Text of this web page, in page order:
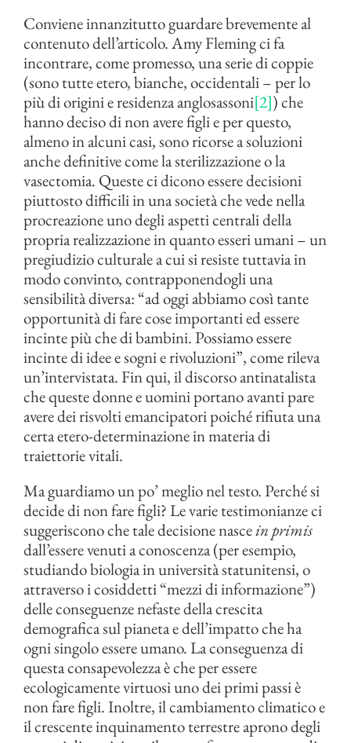
Conviene innanzitutto guardare brevemente al
contenuto dell’articolo. Amy Fleming ci fa
incontrare, come promesso, una serie di coppie
(sono tutte etero, bianche, occidentali – per lo
più di origini e residenza anglosassoni[2]) che
hanno deciso di non avere figli e per questo,
almeno in alcuni casi, sono ricorse a soluzioni
anche definitive come la sterilizzazione o la
vasectomia. Queste ci dicono essere decisioni
piuttosto difficili in una società che vede nella
procreazione uno degli aspetti centrali della
propria realizzazione in quanto esseri umani – un
pregiudizio culturale a cui si resiste tuttavia in
modo convinto, contrapponendogli una
sensibilità diversa: “ad oggi abbiamo così tante
opportunità di fare cose importanti ed essere
incinte più che di bambini. Possiamo essere
incinte di idee e sogni e rivoluzioni”, come rileva
un’intervistata. Fin qui, il discorso antinatalista
che queste donne e uomini portano avanti pare
avere dei risvolti emancipatori poiché rifiuta una
certa etero-determinazione in materia di
traiettorie vitali.
Ma guardiamo un po’ meglio nel testo. Perché si
decide di non fare figli? Le varie testimonianze ci
suggeriscono che tale decisione nascein primis
dall’essere venuti a conoscenza (per esempio,
studiando biologia in università statunitensi, o
attraverso i cosiddetti “mezzi di informazione”)
delle conseguenze nefaste della crescita
demografica sul pianeta e dell’impatto che ha
ogni singolo essere umano. La conseguenza di
questa consapevolezza è che per essere
ecologicamente virtuosi uno dei primi passi è
non fare figli. Inoltre, il cambiamento climatico e
il crescente inquinamento terrestre aprono degli